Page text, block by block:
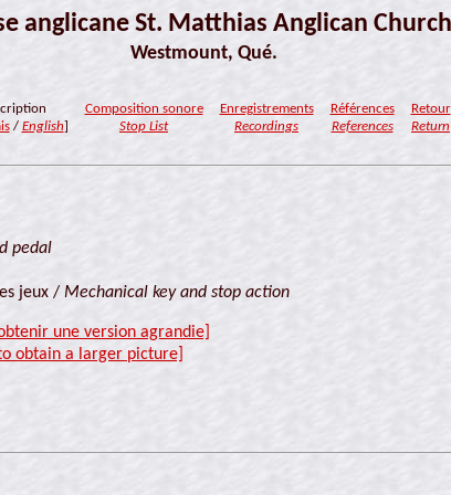
anglicane St. Matthias Anglican Church
Westmount, Qué.
/ English
Composition sonore
Stop List
Enregistrements
Recordings
Références
References
Retour
Return
pedal
jeux / Mechanical key and stop action
une version agrandie]
obtain a larger picture]